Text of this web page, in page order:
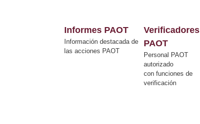
Informes PAOT
Información destacada de
las acciones PAOT
Verificadores
PAOT
Personal PAOT
autorizado
con funciones de
verificación